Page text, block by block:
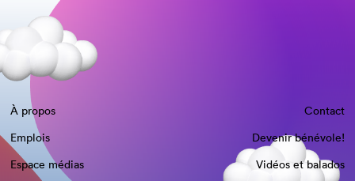
À propos
Contact
Emplois
Devenir bénévole!
Espace médias
Vidéos et balados